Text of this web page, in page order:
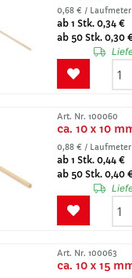
0,68 € / Laufmeter
ab 1 Stk. 0,34 €
ab 50 Stk. 0,30
Art. Nr. 100060
ca. 10 x 10
0,88 € / Laufmeter
ab 1 Stk. 0,44 €
ab 50 Stk. 0,40
Art. Nr. 100063
ca. 10 x 15